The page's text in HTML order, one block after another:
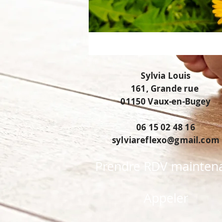
Sylvia Louis
161, Grande rue
01150 Vaux-en-Bugey
06 15 02 48 16
sylviareflexo@gmail.com
Prendre RDV
Appeler